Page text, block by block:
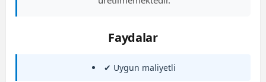
Faydalar
✔ Uygun maliyetli